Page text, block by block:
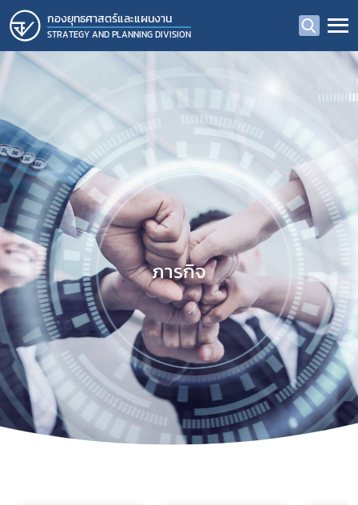
กองยุทธศาสตร์และแผนงาน
STRATEGY AND PLANNING DIVISION
ภารกิจ